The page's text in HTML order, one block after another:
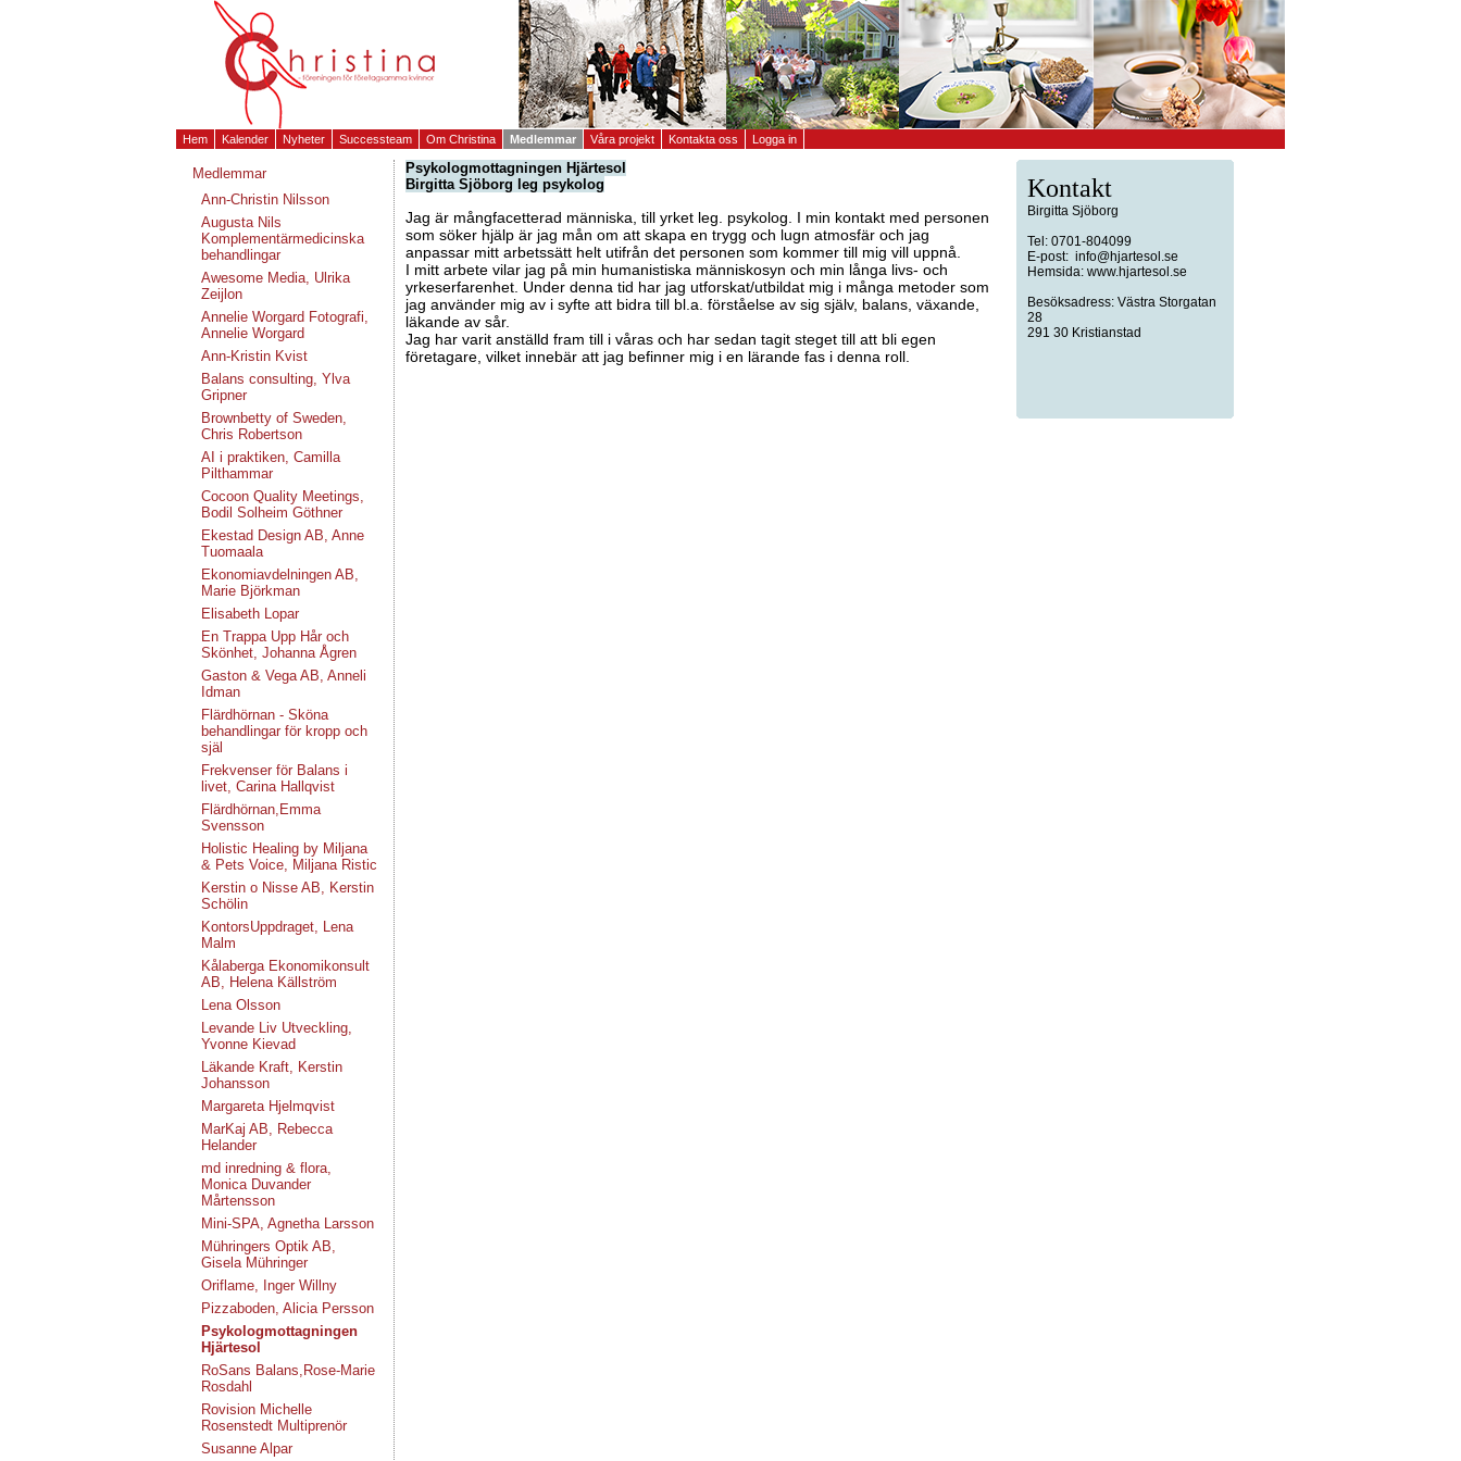
Hem Kalender Nyheter Successteam Om Christina Medlemmar Våra projekt Kontakta oss Logga in
Medlemmar
Ann-Christin Nilsson
Augusta Nils
Komplementärmedicinska
behandlingar
Awesome Media, Ulrika
Zeijlon
Annelie Worgard Fotografi,
Annelie Worgard
Ann-Kristin Kvist
Balans consulting, Ylva
Gripner
Brownbetty of Sweden,
Chris Robertson
AI i praktiken, Camilla
Pilthammar
Cocoon Quality Meetings,
Bodil Solheim Göthner
Ekestad Design AB, Anne
Tuomaala
Ekonomiavdelningen AB,
Marie Björkman
Elisabeth Lopar
En Trappa Upp Hår och
Skönhet, Johanna Ågren
Gaston & Vega AB, Anneli
Idman
Flärdhörnan - Sköna
behandlingar för kropp och
själ
Frekvenser för Balans i
livet, Carina Hallqvist
Flärdhörnan,Emma
Svensson
Holistic Healing by Miljana
& Pets Voice, Miljana Ristic
Kerstin o Nisse AB, Kerstin
Schölin
KontorsUppdraget, Lena
Malm
Kålaberga Ekonomikonsult
AB, Helena Källström
Lena Olsson
Levande Liv Utveckling,
Yvonne Kievad
Läkande Kraft, Kerstin
Johansson
Margareta Hjelmqvist
MarKaj AB, Rebecca
Helander
md inredning & flora,
Monica Duvander
Mårtensson
Mini-SPA, Agnetha Larsson
Mühringers Optik AB,
Gisela Mühringer
Oriflame, Inger Willny
Pizzaboden, Alicia Persson
Psykologmottagningen
Hjärtesol
RoSans Balans,Rose-Marie
Rosdahl
Rovision Michelle
Rosenstedt Multiprenör
Susanne Alpar
Psykologmottagningen Hjärtesol
Birgitta Sjöborg leg psykolog
Jag är mångfacetterad människa, till yrket leg. psykolog. I min kontakt med personen
som söker hjälp är jag mån om att skapa en trygg och lugn atmosfär och jag
anpassar mitt arbetssätt helt utifrån det personen som kommer till mig vill uppnå.
I mitt arbete vilar jag på min humanistiska människosyn och min långa livs- och
yrkeserfarenhet. Under denna tid har jag utforskat/utbildat mig i många metoder som
jag använder mig av i syfte att bidra till bl.a. förståelse av sig själv, balans, växande,
läkande av sår.
Jag har varit anställd fram till i våras och har sedan tagit steget till att bli egen
företagare, vilket innebär att jag befinner mig i en lärande fas i denna roll.
Kontakt
Birgitta Sjöborg
Tel: 0701-804099
E-post: info@hjartesol.se
Hemsida: www.hjartesol.se
Besöksadress: Västra Storgatan
28
291 30 Kristianstad